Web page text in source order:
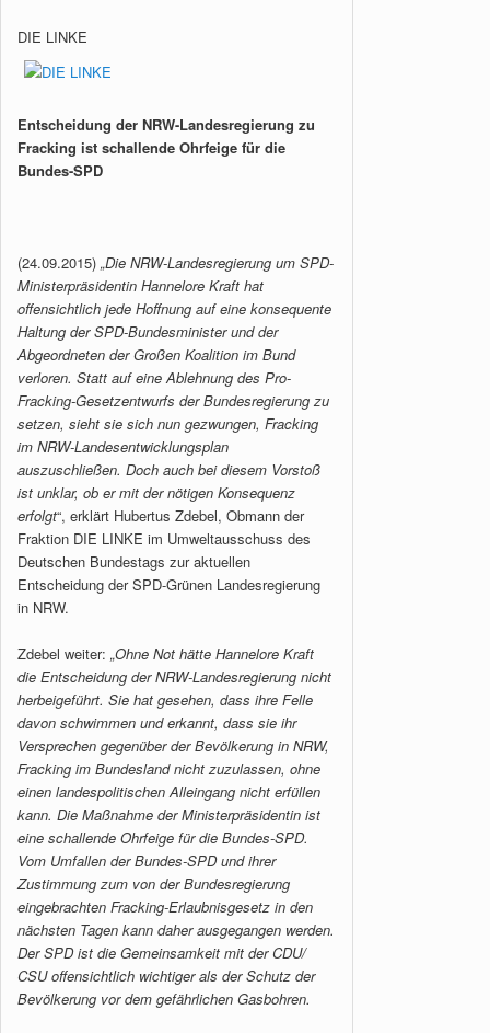
DIE LINKE
Entscheidung der NRW-Landesregierung zu
Fracking ist schallende Ohrfeige für die
Bundes-SPD
(24.09.2015) „Die NRW-Landesregierung um SPD-
Ministerpräsidentin Hannelore Kraft hat
offensichtlich jede Hoffnung auf eine konsequente
Haltung der SPD-Bundesminister und der
Abgeordneten der Großen Koalition im Bund
verloren. Statt auf eine Ablehnung des Pro-
Fracking-Gesetzentwurfs der Bundesregierung zu
setzen, sieht sie sich nun gezwungen, Fracking
im NRW-Landesentwicklungsplan
auszuschließen. Doch auch bei diesem Vorstoß
ist unklar, ob er mit der nötigen Konsequenz
erfolgt“, erklärt Hubertus Zdebel, Obmann der
Fraktion DIE LINKE im Umweltausschuss des
Deutschen Bundestags zur aktuellen
Entscheidung der SPD-Grünen Landesregierung
in NRW.
Zdebel weiter: „Ohne Not hätte Hannelore Kraft
die Entscheidung der NRW-Landesregierung nicht
herbeigeführt. Sie hat gesehen, dass ihre Felle
davon schwimmen und erkannt, dass sie ihr
Versprechen gegenüber der Bevölkerung in NRW,
Fracking im Bundesland nicht zuzulassen, ohne
einen landespolitischen Alleingang nicht erfüllen
kann. Die Maßnahme der Ministerpräsidentin ist
eine schallende Ohrfeige für die Bundes-SPD.
Vom Umfallen der Bundes-SPD und ihrer
Zustimmung zum von der Bundesregierung
eingebrachten Fracking-Erlaubnisgesetz in den
nächsten Tagen kann daher ausgegangen werden.
Der SPD ist die Gemeinsamkeit mit der CDU/
CSU offensichtlich wichtiger als der Schutz der
Bevölkerung vor dem gefährlichen Gasbohren.